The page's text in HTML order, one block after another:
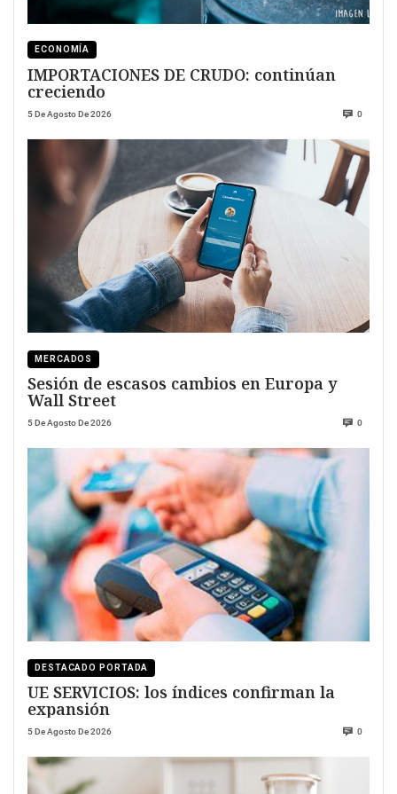
ECONOMÍA
IMPORTACIONES DE CRUDO: continúan
creciendo
5 De Agosto De 2026 0
MERCADOS
Sesión de escasos cambios en Europa y
Wall Street
5 De Agosto De 2026 0
DESTACADO PORTADA
UE SERVICIOS: los índices confirman la
expansión
5 De Agosto De 2026 0